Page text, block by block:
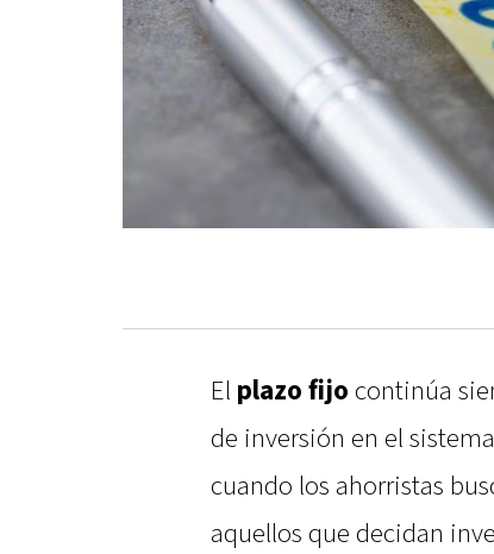
El plazo fijo continúa
de inversión en el
cuando los ahorristas
aquellos que decidan